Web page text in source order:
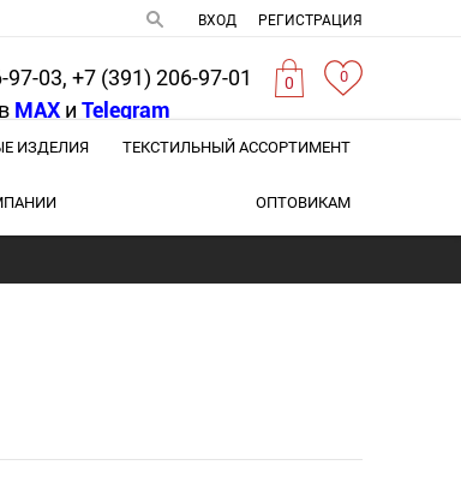
ВХОД РЕГИСТРАЦИЯ
0 0
03, +7 (391) 206-97-01
MAX и Telegram
ИЗДЕЛИЯ ТЕКСТИЛЬНЫЙ АССОРТИМЕНТ
ОПТОВИКАМ